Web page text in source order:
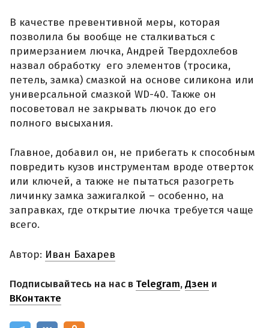
В качестве превентивной меры, которая
позволила бы вообще не сталкиваться с
примерзанием лючка, Андрей Твердохлебов
назвал обработку его элементов (тросика,
петель, замка) смазкой на основе силикона или
универсальной смазкой WD-40. Также он
посоветовал не закрывать лючок до его
полного высыхания.
Главное, добавил он, не прибегать к способным
повредить кузов инструментам вроде отверток
или ключей, а также не пытаться разогреть
личинку замка зажигалкой – особенно, на
заправках, где открытие лючка требуется чаще
всего.
Автор: Иван Бахарев
Подписывайтесь на нас в Telegram,Дзен и
ВКонтакте